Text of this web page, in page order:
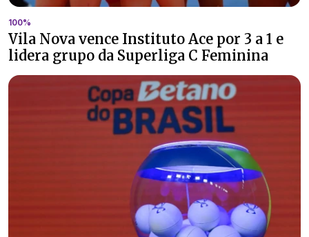
100%
Vila Nova vence Instituto Ace por 3 a 1 e
lidera grupo da Superliga C Feminina